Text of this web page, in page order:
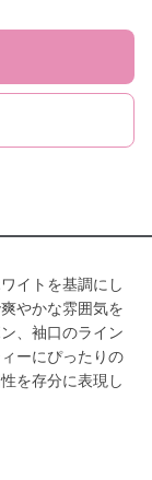
イトを基調にし
やかな雰囲気を
、袖口のライン
ーにぴったりの
を存分に表現し